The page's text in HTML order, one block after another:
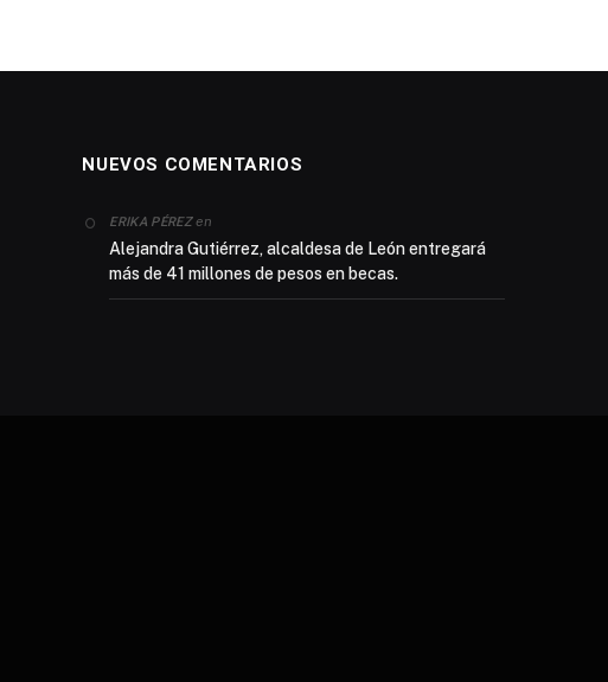
NUEVOS COMENTARIOS
ERIKA PÉREZen
Alejandra Gutiérrez, alcaldesa de León entregará
más de 41 millones de pesos en becas.